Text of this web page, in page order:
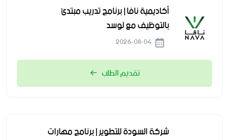
أكاديمية نافا | برنامج تدريب مبتدئ
بالتوظيف مع لوسد
تقديم الطلب
شركة السودة للتطوير | برنامج مهارات